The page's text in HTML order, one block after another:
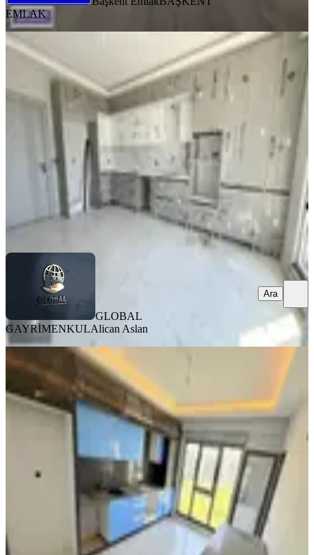
EMLAK
SIFIR BİNA
Önerlerde Ultra Geniş 160m2 Güney
Havuz Cephe Sıfır 3+1
Çorlu, Önerler Mahallesi
3+1·180 m²
12.350.000 ₺
GLOBAL GAYRİMENKULAlican Aslan
GLOBAL
GAYRİMENKULAlican Aslan
Ara
SIFIR BİNA
Önerler Havuzlu Güvenlikli Sıfır Lüx
Site İçi Geniş 3+1
Çorlu, Önerler Mahallesi
165 m²·2. Kat·23.04.2026
11.000.000 ₺ Geri Dönüş: 16 yıl
GLOBAL GAYRİMENKULAlican Aslan